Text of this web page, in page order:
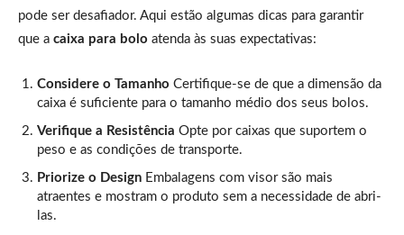
pode ser desafiador. Aqui estão algumas dicas para garantir
que a caixa para bolo atenda às suas expectativas:
Considere o Tamanho Certifique-se de que a dimensão da
caixa é suficiente para o tamanho médio dos seus bolos.
Verifique a Resistência Opte por caixas que suportem o
peso e as condições de transporte.
Priorize o Design Embalagens com visor são mais
atraentes e mostram o produto sem a necessidade de abri-
las.